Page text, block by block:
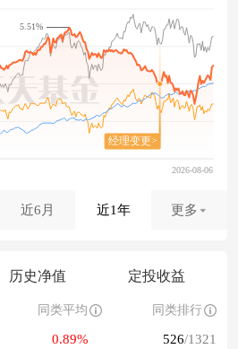
5.51%
近6月 近1年 更多
历史净值 定投收益
同类平均 同类排行
0.89% 526/1321